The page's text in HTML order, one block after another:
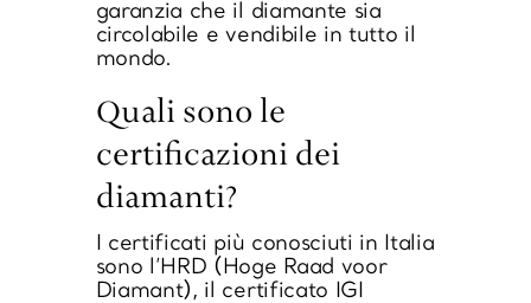
garanzia che il diamante sia
circolabile e vendibile in tutto il
mondo.
Quali sono le
certificazioni dei
diamanti?
I certificati più conosciuti in Italia
sono l’HRD (Hoge Raad voor
Diamant), il certificato IGI